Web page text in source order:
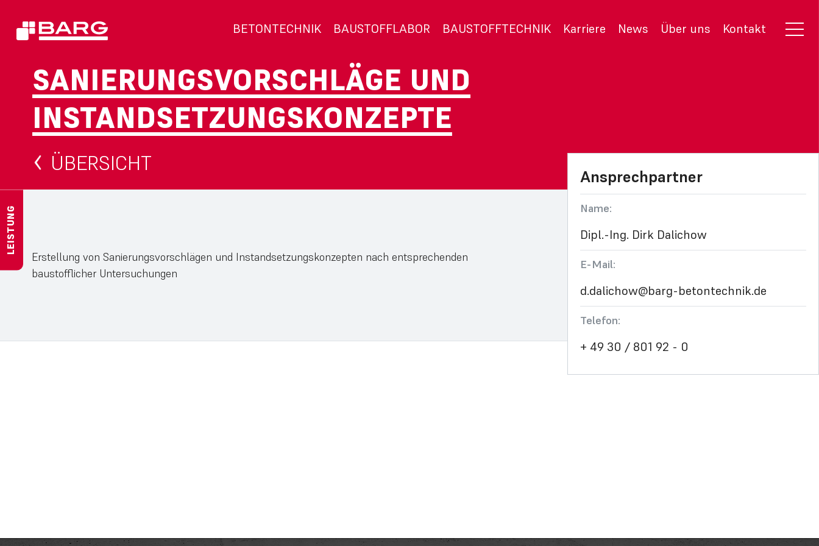
BETONTECHNIK BAUSTOFFLABOR BAUSTOFFTECHNIK Karriere News Über uns Kontakt
SANIERUNGSVORSCHLÄGE UND
INSTANDSETZUNGSKONZEPTE
ÜBERSICHT
LEISTUNG
Erstellung von Sanierungsvorschlägen und Instandsetzungskonzepten nach entsprechenden
baustofflicher Untersuchungen
Ansprechpartner
Name:
Dipl.-Ing. Dirk Dalichow
E-Mail:
d.dalichow@barg-betontechnik.de
Telefon:
+ 49 30 / 801 92 - 0